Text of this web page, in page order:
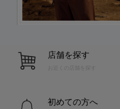
店舗を探す
お近くの店舗を探す
初めての方へ